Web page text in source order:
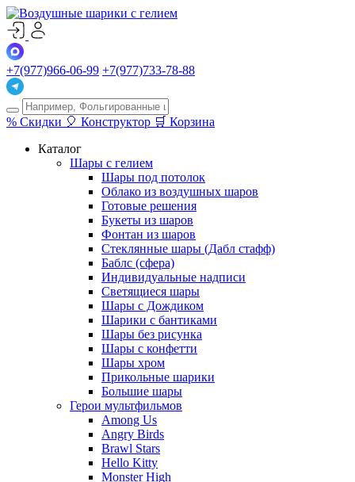
+7(977)966-06-99 +7(977)733-78-88
% Скидки 🎈 Конструктор 🛒 Корзина
Каталог
Шары с гелием
Шары под потолок
Облако из воздушных шаров
Готовые решения
Букеты из шаров
Фонтан из шаров
Стеклянные шары (Дабл стафф)
Баблс (сфера)
Индивидуальные надписи
Светящиеся шары
Шары с Дождиком
Шарики с бантиками
Шары без рисунка
Шары с конфетти
Шары хром
Прикольные шарики
Большие шары
Герои мультфильмов
Among Us
Angry Birds
Brawl Stars
Hello Kitty
Monster High